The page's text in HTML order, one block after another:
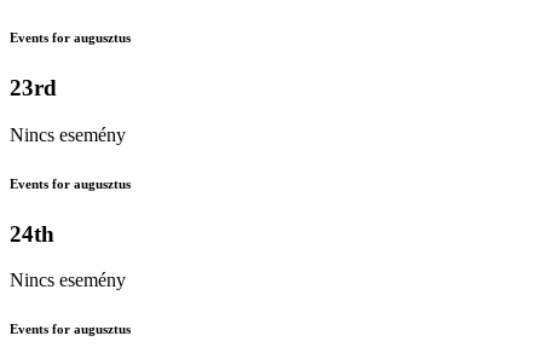
Events for augusztus
23rd
Nincs esemény
Events for augusztus
24th
Nincs esemény
Events for augusztus